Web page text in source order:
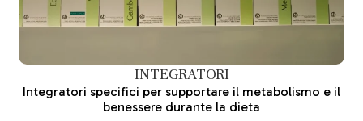
INTEGRATORI
Integratori specifici per supportare il metabolismo e il
benessere durante la dieta